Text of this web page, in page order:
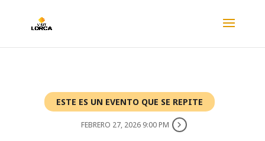
ESTE ES UN EVENTO QUE SE REPITE
FEBRERO 27, 2026 9:00 PM